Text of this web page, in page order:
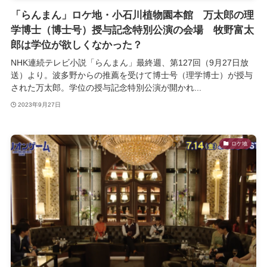
「らんまん」ロケ地・小石川植物園本館 万太郎の理
学博士（博士号）授与記念特別公演の会場 牧野富太
郎は学位が欲しくなかった？
NHK連続テレビ小説「らんまん」最終週、第127回（9月27日放
送）より。波多野からの推薦を受けて博士号（理学博士）が授与
された万太郎。学位の授与記念特別公演が開かれ...
2023年9月27日
ロケ地